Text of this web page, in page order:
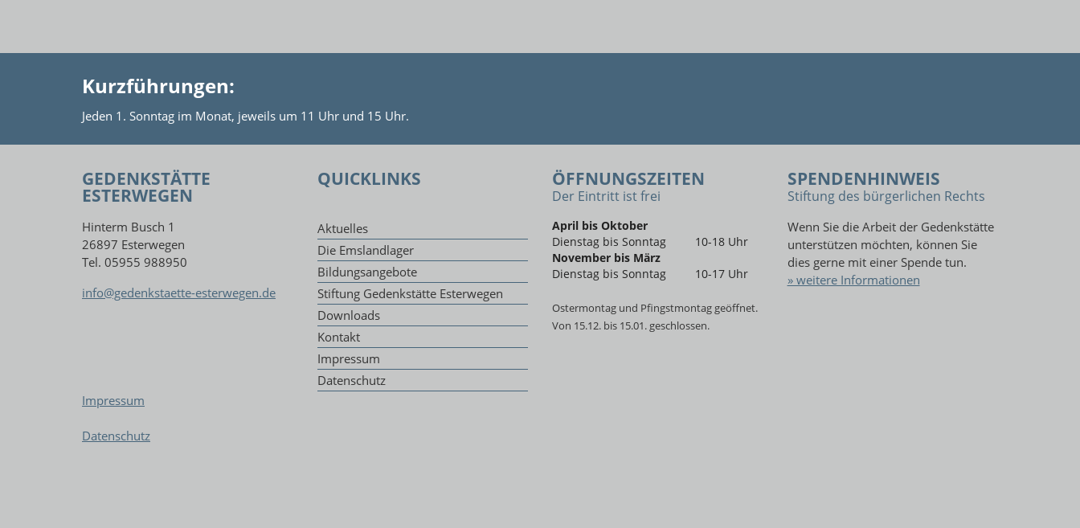
Kurzführungen:
Jeden 1. Sonntag im Monat, jeweils um 11 Uhr und 15 Uhr.
GEDENKSTÄTTE
ESTERWEGEN
QUICKLINKS ÖFFNUNGSZEITEN
Der Eintritt ist frei
SPENDENHINWEIS
Stiftung des bürgerlichen Rechts
Hinterm Busch 1
26897 Esterwegen
Tel. 05955 988950
info@gedenkstaette-esterwegen.de
Aktuelles
Die Emslandlager
Bildungsangebote
Stiftung Gedenkstätte Esterwegen
Downloads
Kontakt
Impressum
Datenschutz
April bis Oktober
Dienstag bis Sonntag
10-18 Uhr
November bis März
Dienstag bis Sonntag
10-17 Uhr
Ostermontag und Pfingstmontag geöffnet.
Von 15.12. bis 15.01. geschlossen.
Wenn Sie die Arbeit der Gedenkstätte
unterstützen möchten, können Sie
dies gerne mit einer Spende tun.
» weitere Informationen
Impressum
Datenschutz